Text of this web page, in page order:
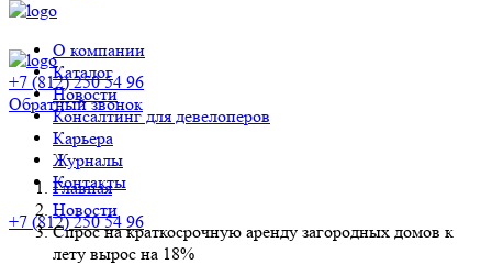
О компании
Каталог
Новости
Консалтинг для девелоперов
Карьера
Журналы
Контакты
+7 (812) 250 54 96
+7 (812) 250 54 96
Обратный звонок
Главная
Новости
Спрос на краткосрочную аренду загородных домов к
лету вырос на 18%